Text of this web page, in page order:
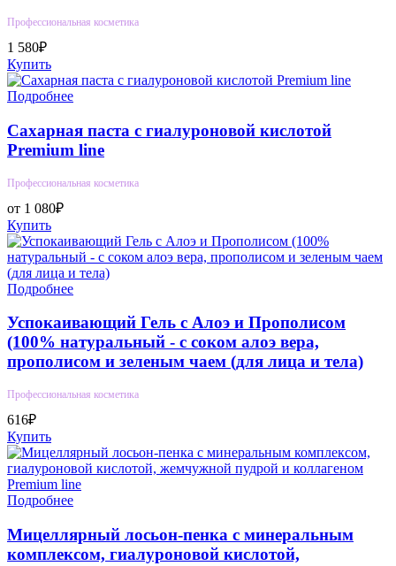
Профессиональная косметика
1 580₽
Купить
Подробнее
Сахарная паста с гиалуроновой кислотой
Premium line
Профессиональная косметика
от 1 080₽
Купить
Подробнее
Успокаивающий Гель с Алоэ и Прополисом
(100% натуральный - с соком алоэ вера,
прополисом и зеленым чаем (для лица и тела)
Профессиональная косметика
616₽
Купить
Подробнее
Мицеллярный лосьон-пенка с минеральным
комплексом, гиалуроновой кислотой,